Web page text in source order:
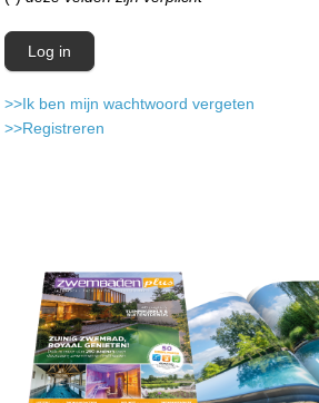
>>Ik ben mijn wachtwoord vergeten
>>Registreren